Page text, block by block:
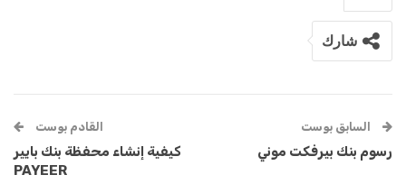
شارك
السابق بوست
رسوم بنك بيرفكت موني
القادم بوست
كيفية إنشاء محفظة بنك بايير
PAYEER